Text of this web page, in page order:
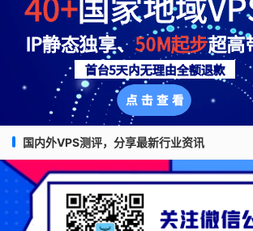
国内外VPS测评，分享最新行业资讯